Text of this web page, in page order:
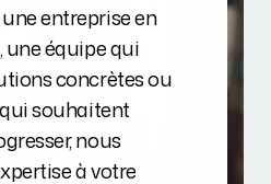
entreprise en
une équipe qui
concrètes ou
souhaitent
nous
à votre